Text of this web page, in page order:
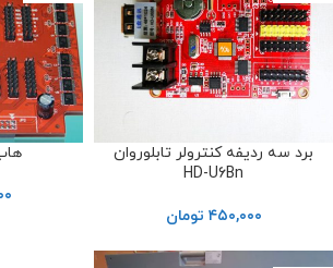
برد سه ردیفه کنترولر تابلوروان
HD-U6Bn
۴۵۰,۰۰۰ تومان
هاب 75 20